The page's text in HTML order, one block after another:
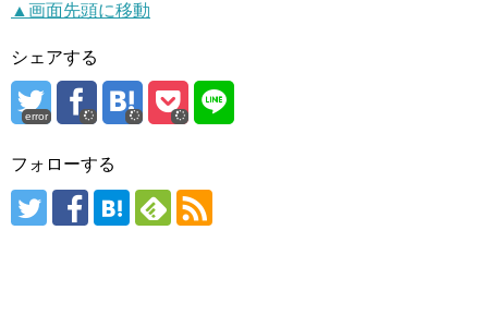
▲画面先頭に移動
シェアする
error
フォローする